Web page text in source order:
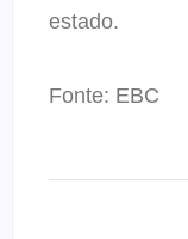
estado.
Fonte: EBC